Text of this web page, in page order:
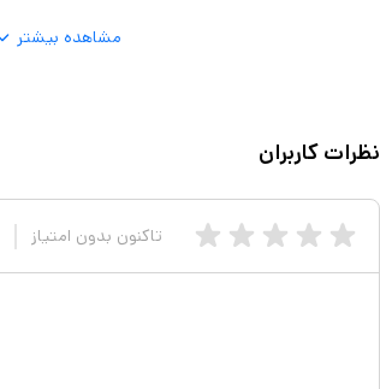
مشاهده بیشتر
نظرات کاربران
تاکنون بدون امتیاز